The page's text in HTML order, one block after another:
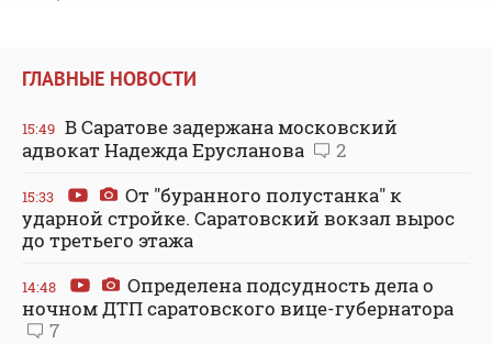
ГЛАВНЫЕ НОВОСТИ
15:49 В Саратове задержана московский
адвокат Надежда Ерусланова
2
15:33
От "буранного полустанка" к
ударной стройке. Саратовский вокзал вырос
до третьего этажа
14:48
Определена подсудность дела о
ночном ДТП саратовского вице-губернатора
7